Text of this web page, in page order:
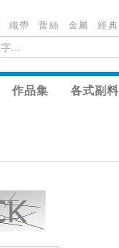
織帶 蕾絲 金屬 經典
作品集 各式副料